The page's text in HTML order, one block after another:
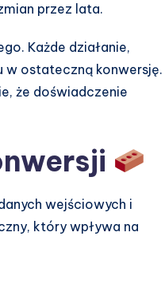
przez lata.
Każde działanie,
w ostateczną konwersję.
że doświadczenie
wejściowych i
który wpływa na